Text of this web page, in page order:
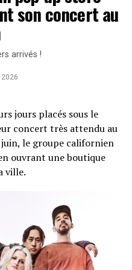
rives d’une même
pensé son EP comme on
développement et une
l’EP, est signée Spider
immédiatement le ton.
qualifier de
qui va colorer tout
et fantômes
, est sans doute le plus fort
est entêtant :
J’ai pas dit au revoir en
une voix me dire
couvé ma flamme, couvé
son concert au
arrivés !
jours placés sous le
concert très attendu au
le groupe californien
ouvrant une boutique
ville.